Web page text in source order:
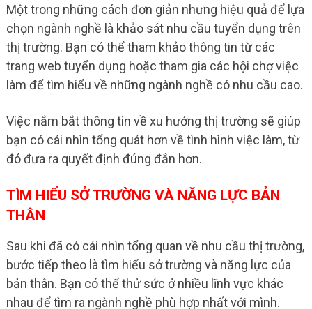
Một trong những cách đơn giản nhưng hiệu quả để lựa
chọn ngành nghề là khảo sát nhu cầu tuyển dụng trên
thị trường. Bạn có thể tham khảo thông tin từ các
trang web tuyển dụng hoặc tham gia các hội chợ việc
làm để tìm hiểu về những ngành nghề có nhu cầu cao.
Việc nắm bắt thông tin về xu hướng thị trường sẽ giúp
bạn có cái nhìn tổng quát hơn về tình hình việc làm, từ
đó đưa ra quyết định đúng đắn hơn.
TÌM HIỂU SỞ TRƯỜNG VÀ NĂNG LỰC BẢN
THÂN
Sau khi đã có cái nhìn tổng quan về nhu cầu thị trường,
bước tiếp theo là tìm hiểu sở trường và năng lực của
bản thân. Bạn có thể thử sức ở nhiều lĩnh vực khác
nhau để tìm ra ngành nghề phù hợp nhất với mình.